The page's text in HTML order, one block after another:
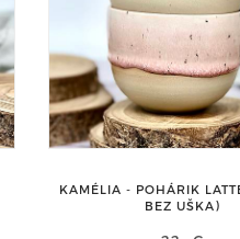
KAMÉLIA - POHÁRIK
BEZ UŠKA)